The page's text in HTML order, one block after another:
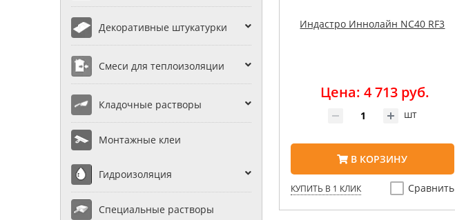
Декоративные штукатурки
Смеси для теплоизоляции
Кладочные растворы
Монтажные клеи
Гидроизоляция
Специальные растворы
Индастро Иннолайн NC40 RF3
Цена: 4 713 руб.
шт
В КОРЗИНУ
КУПИТЬ В 1 КЛИК Сравнить